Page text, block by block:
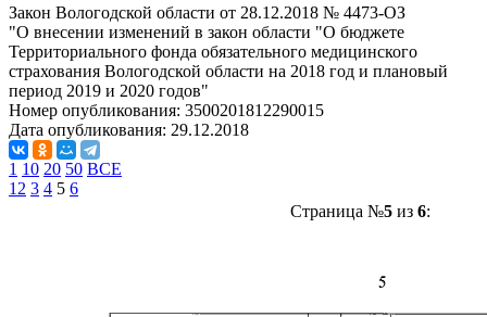
Закон Вологодской области от 28.12.2018 № 4473-ОЗ
"О внесении изменений в закон области "О бюджете
Территориального фонда обязательного медицинского
страхования Вологодской области на 2018 год и плановый
период 2019 и 2020 годов"
Номер опубликования: 3500201812290015
Дата опубликования: 29.12.2018
1 10 20 50 ВСЕ
1 2 3 4 5 6
Страница №5из 6: